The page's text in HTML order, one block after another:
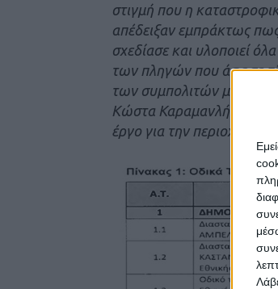
στιγμή που η
απέδειξαν εμπράκτως
σχεδίασε και υλοποιεί
των πληγών που άφησε
των συμπολιτών μας.
Κώστα Καραμανλή που με
έργο για την περιοχή μας».